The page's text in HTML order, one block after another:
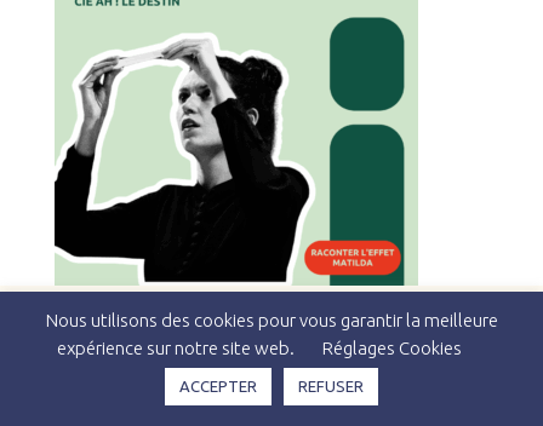
Copyright © 2026 Théâtre du Pavé & Studio Kiya -
de Confidentialité
Mentions Légales
Nous utilisons des cookies pour vous garantir la meilleure
expérience sur notre site web.
Réglages Cookies
ACCEPTER REFUSER